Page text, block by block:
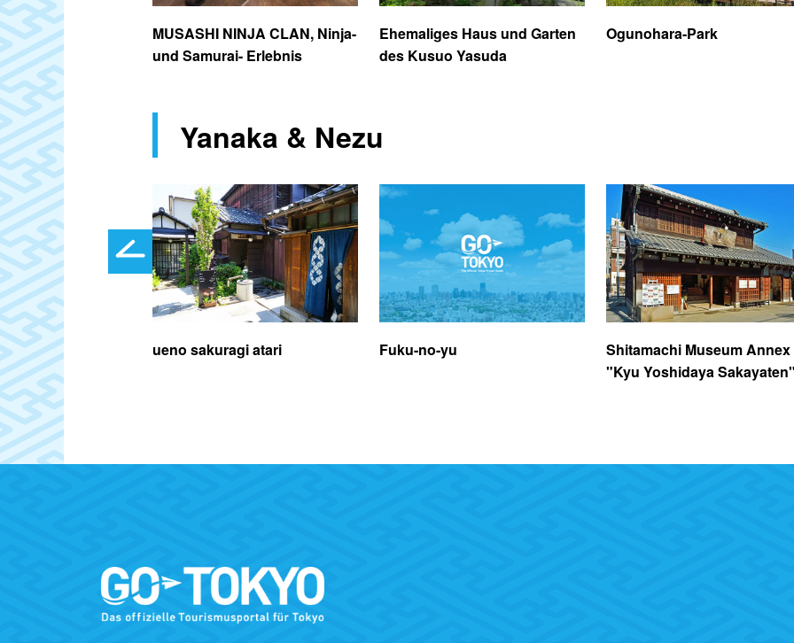
Museum
MUSASHI NINJA CLAN, Ninja-
und Samurai- Erlebnis
Ehemaliges Haus und Garten
des Kusuo Yasuda
Ogunohara-Park
Yanaka & Nezu
Shokichi ueno sakuragi atari Fuku-no-yu
Shitamachi Museum Annex
"Kyu Yoshidaya